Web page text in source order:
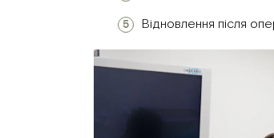
Відновлення після